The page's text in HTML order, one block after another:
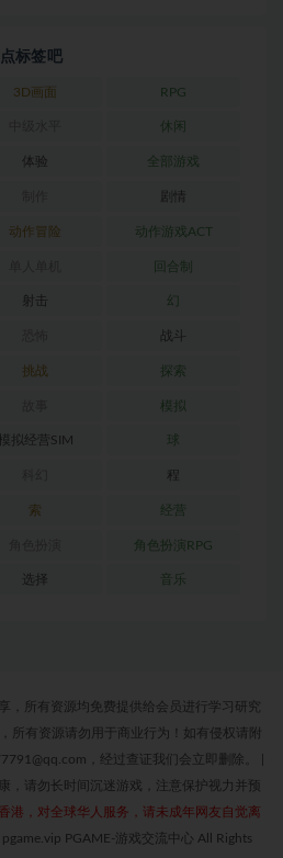
标签吧
3D画面 RPG
休闲
体验 全部游戏
剧情
动作冒险 动作游戏ACT
回合制
射击 幻
战斗
挑战 探索
模拟
模拟经营SIM 球
程
索 经营
角色扮演RPG
选择 音乐
，所有资源均免费提供给会员进行学习研究
所有资源请勿用于商业行为！如有侵权请附
，经过查证我们会立即删除。
，请勿长时间沉迷游戏，注意保护视力并预
港，对全球华人服务，请未成年网友自觉离
PGAME-游戏交流中心 All Rights